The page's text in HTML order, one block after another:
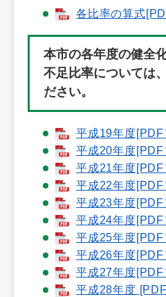
各比率の算式
本市の各年度の健全
不足比率については
ださい。
平成19年度
平成20年度
平成21年度
平成22年度
平成23年度
平成24年度
平成25年度
平成26年度
平成27年度
平成28年度